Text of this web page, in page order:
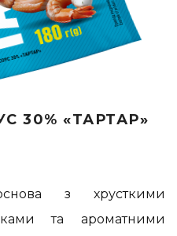
30% «ТАРТАР»
з хрусткими
та ароматними